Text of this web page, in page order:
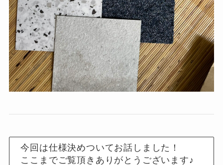
今回は仕様決めついてお話しました！
ここまでご覧頂きありがとうございます♪